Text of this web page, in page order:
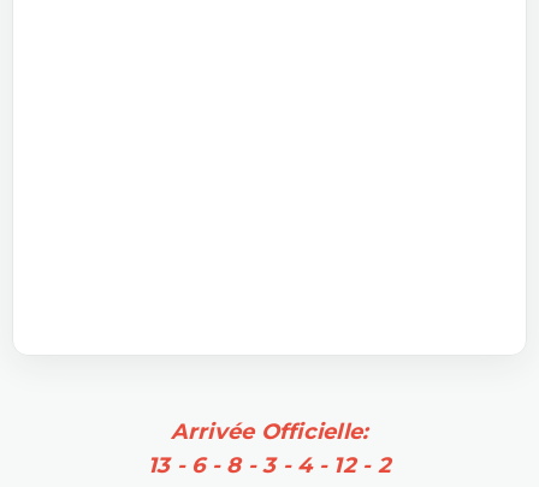
Arrivée Officielle:
13 - 6 - 8 - 3 - 4 - 12 - 2